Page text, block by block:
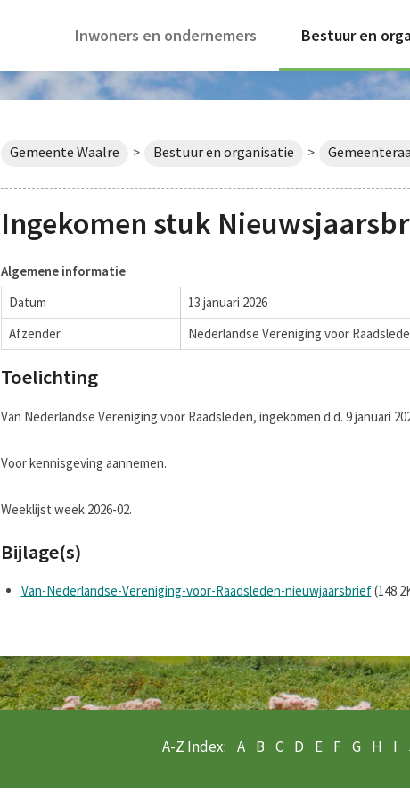
Inwoners en ondernemers Bestuur en
Gemeente Waalre > Bestuur en organisatie >
Ingekomen stuk
Algemene informatie
Datum
13 januari 2026
Afzender
Nederlandse Vereniging voor
Toelichting
Van Nederlandse Vereniging voor Raadsleden, ingekomen d.d. 9 januari
Voor kennisgeving aannemen.
Weeklijst week 2026-02.
Bijlage(s)
Van-Nederlandse-Vereniging-voor-Raadsleden-nieuwjaarsbrief
A-Z Index: A B C D E F G H I